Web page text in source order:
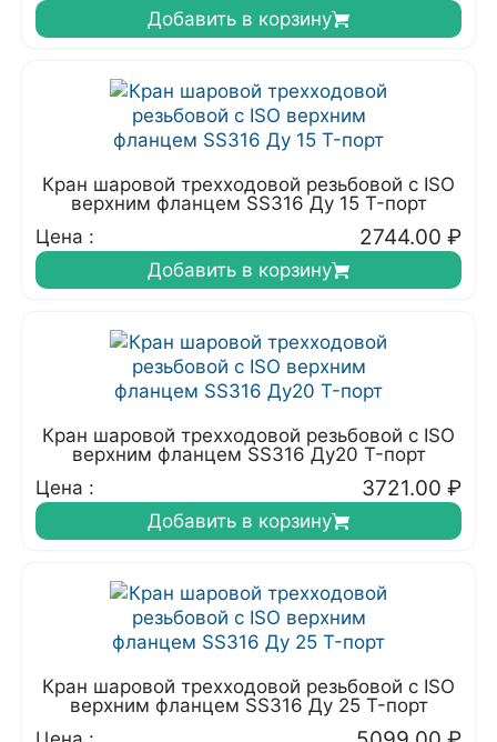
Добавить в корзину
Кран шаровой трехходовой резьбовой с ISO
верхним фланцем SS316 Ду 15 T-порт
Цена :
2744.00 ₽
Добавить в корзину
Кран шаровой трехходовой резьбовой с ISO
верхним фланцем SS316 Ду20 T-порт
Цена :
3721.00 ₽
Добавить в корзину
Кран шаровой трехходовой резьбовой с ISO
верхним фланцем SS316 Ду 25 T-порт